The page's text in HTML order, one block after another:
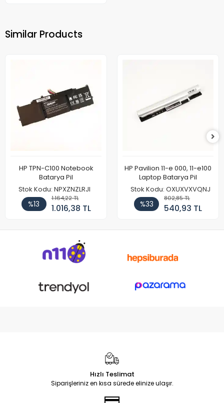
Similar Products
HP TPN-C100 Notebook
Batarya Pil
Stok Kodu: NPXZNZLRJI
%13
1.164,22 TL
1.016,38 TL
HP Pavilion 11-e 000, 11-e100
Laptop Batarya Pil
Stok Kodu: OXUXVXVQNJ
%33
802,85 TL
540,93 TL
Hızlı Teslimat
Siparişleriniz en kısa sürede elinize ulaşır.